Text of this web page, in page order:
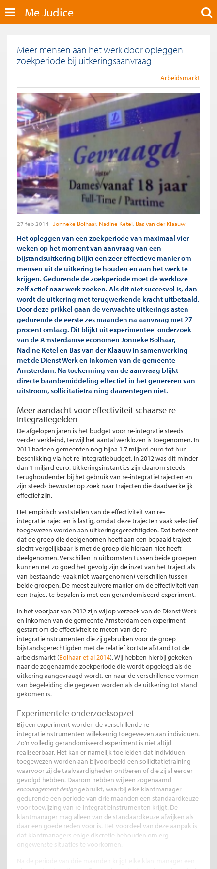
Me Judice
Meer mensen aan het werk door opleggen
zoekperiode bij uitkeringsaanvraag
Arbeidsmarkt
27 feb 2014 Jonneke Bolhaar Nadine Ketel Bas van der Klaauw
Het opleggen van een zoekperiode van maximaal vier
weken op het moment van aanvraag van een
bijstandsuitkering blijkt een zeer effectieve manier om
mensen uit de uitkering te houden en aan het werk te
krijgen. Gedurende de zoekperiode moet de werkloze
zelf actief naar werk zoeken. Als dit niet succesvol is, dan
wordt de uitkering met terugwerkende kracht uitbetaald.
Door deze prikkel gaan de verwachte uitkeringslasten
gedurende de eerste zes maanden na aanvraag met 27
procent omlaag. Dit blijkt uit experimenteel onderzoek
van de Amsterdamse economen Jonneke Bolhaar,
Nadine Ketel en Bas van der Klaauw in samenwerking
met de Dienst Werk en Inkomen van de gemeente
Amsterdam. Na toekenning van de aanvraag blijkt
directe baanbemiddeling effectief in het genereren van
uitstroom, sollicitatietraining daarentegen niet.
Meer aandacht voor effectiviteit schaarse re-
integratiegelden
De afgelopen jaren is het budget voor re-integratie steeds
verder verkleind, terwijl het aantal werklozen is toegenomen. In
2011 hadden gemeenten nog bijna 1.7 miljard euro tot hun
beschikking via het re-integratiebudget, in 2012 was dit minder
dan 1 miljard euro. Uitkeringsinstanties zijn daarom steeds
terughoudender bij het gebruik van re-integratietrajecten en
zijn steeds bewuster op zoek naar trajecten die daadwerkelijk
effectief zijn.
Het empirisch vaststellen van de effectiviteit van re-
integratietrajecten is lastig, omdat deze trajecten vaak selectief
toegewezen worden aan uitkeringsgerechtigden. Dat betekent
dat de groep die deelgenomen heeft aan een bepaald traject
slecht vergelijkbaar is met de groep die hieraan niet heeft
deelgenomen. Verschillen in uitkomsten tussen beide groepen
kunnen net zo goed het gevolg zijn de inzet van het traject als
van bestaande (vaak niet-waargenomen) verschillen tussen
beide groepen. De meest zuivere manier om de effectiviteit van
een traject te bepalen is met een gerandomiseerd experiment.
In het voorjaar van 2012 zijn wij op verzoek van de Dienst Werk
en Inkomen van de gemeente Amsterdam een experiment
gestart om de effectiviteit te meten van de re-
integratieinstrumenten die zij gebruiken voor de groep
bijstandsgerechtigden met de relatief kortste afstand tot de
arbeidsmarkt (Bolhaar et al 2014). Wij hebben hierbij gekeken
naar de zogenaamde zoekperiode die wordt opgelegd als de
uitkering aangevraagd wordt, en naar de verschillende vormen
van begeleiding die gegeven worden als de uitkering tot stand
gekomen is.
Experimentele onderzoeksopzet
Bij een experiment worden de verschillende re-
integratieinstrumenten willekeurig toegewezen aan individuen.
Zo’n volledig gerandomiseerd experiment is niet altijd
realiseerbaar. Het kan er namelijk toe leiden dat individuen
toegewezen worden aan bijvoorbeeld een sollicitatietraining
waarvoor zij de taalvaardigheden ontberen of die zij al eerder
gevolgd hebben. Daarom hebben wij een zogenaamd
encouragement designgebruikt, waarbij elke klantmanager
gedurende een periode van drie maanden een standaardkeuze
voor toewijzing van re-integratieinstrumenten krijgt. De
klantmanager mag alleen van de standaardkeuze afwijken als
daar een goede reden voor is. Het voordeel van deze aanpak is
dat klantmanagers enige discretie behouden om erg
ongewenste situaties te voorkomen.